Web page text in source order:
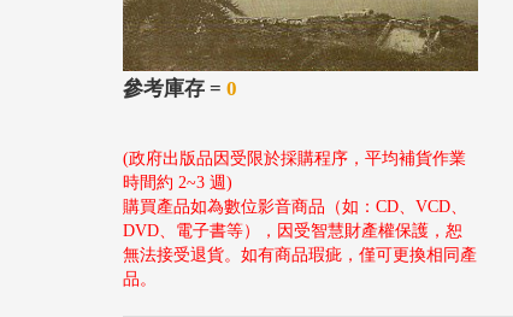
參考庫存 = 0
(政府出版品因受限於採購程序，平均補貨作業
時間約 2~3 週)
購買產品如為數位影音商品（如：CD、VCD、
DVD、電子書等），因受智慧財產權保護，恕
無法接受退貨。如有商品瑕疵，僅可更換相同產
品。